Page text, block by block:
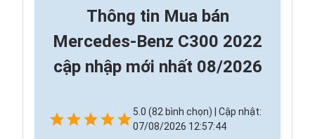
Thông tin Mua bán
Mercedes-Benz C300 2022
cập nhập mới nhất 08/2026
5.0 (82 bình chọn) | Cập nhật:
07/08/2026 12:57:44